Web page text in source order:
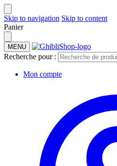
Skip to navigation Skip to content
Panier
MENU
Recherche pour :
Mon compte